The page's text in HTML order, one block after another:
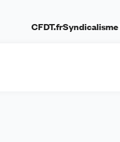
CFDT.frSyndicalisme